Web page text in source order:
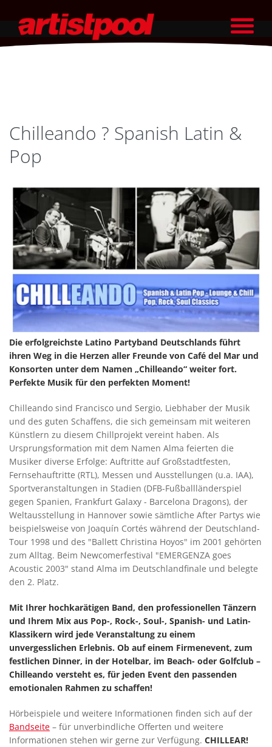
Chilleando ? Spanish Latin &
Pop
Die erfolgreichste Latino Partyband Deutschlands führt
ihren Weg in die Herzen aller Freunde von Café del Mar und
Konsorten unter dem Namen „Chilleando“ weiter fort.
Perfekte Musik für den perfekten Moment!
Chilleando sind Francisco und Sergio, Liebhaber der Musik
und des guten Schaffens, die sich gemeinsam mit weiteren
Künstlern zu diesem Chillprojekt vereint haben. Als
Ursprungsformation mit dem Namen Alma feierten die
Musiker diverse Erfolge: Auftritte auf Großstadtfesten,
Fernsehauftritte (RTL), Messen und Ausstellungen (u.a. IAA),
Sportveranstaltungen in Stadien (DFB-Fußballländerspiel
gegen Spanien, Frankfurt Galaxy - Barcelona Dragons), der
Weltausstellung in Hannover sowie sämtliche After Partys wie
beispielsweise von Joaquín Cortés während der Deutschland-
Tour 1998 und des "Ballett Christina Hoyos" im 2001 gehörten
zum Alltag. Beim Newcomerfestival "EMERGENZA goes
Acoustic 2003" stand Alma im Deutschlandfinale und belegte
den 2. Platz.
Mit Ihrer hochkarätigen Band, den professionellen Tänzern
und Ihrem Mix aus Pop-, Rock-, Soul-, Spanish- und Latin-
Klassikern wird jede Veranstaltung zu einem
unvergesslichen Erlebnis. Ob auf einem Firmenevent, zum
festlichen Dinner, in der Hotelbar, im Beach- oder Golfclub –
Chilleando versteht es, für jeden Event den passenden
emotionalen Rahmen zu schaffen!
Hörbeispiele und weitere Informationen finden sich auf der
Bandseite – für unverbindliche Offerten und weitere
Informationen stehen wir gerne zur Verfügung. CHILLEAR!